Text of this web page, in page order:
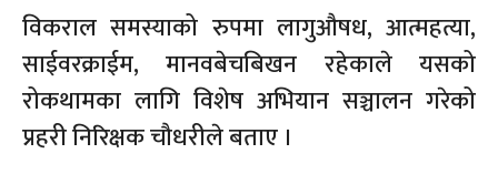
विकराल समस्याको रुपमा लागुऔषध, आत्महत्या,
साईवरक्राईम, मानवबेचबिखन रहेकाले यसको
रोकथामका लागि विशेष अभियान सञ्चालन गरेको
प्रहरी निरिक्षक चौधरीले बताए ।